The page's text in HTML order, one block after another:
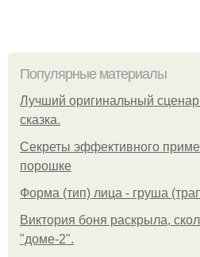
Популярные материалы
Лучший оригинальный
сказка.
Секреты эффективного
порошке
Форма (тип) лица - груша
Виктория боня раскрыла,
"доме-2".